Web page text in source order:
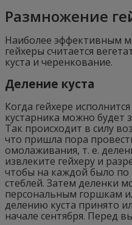
Размножение
Наиболее эффективным
гейхеры считается
куста и черенкование.
Деление куста
Когда гейхере
кустарника можно будет
Так происходит в силу
что пришла пора
омолаживания, т. е.
извлеките гейхеру и
чтобы на каждой было по
стеблей. Затем деленки
персональным горшкам
делению куста принято
начале сентября. Перед